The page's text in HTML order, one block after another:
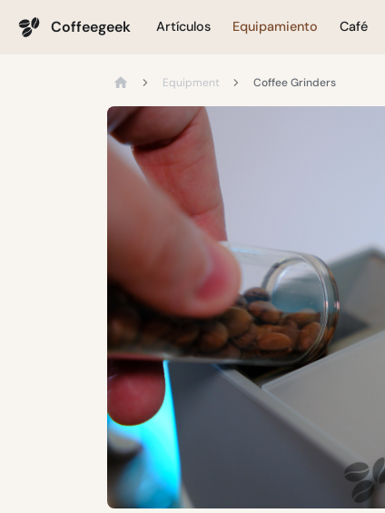
Coffeegeek Artículos Equipamiento Café
Equipment Coffee Grinders